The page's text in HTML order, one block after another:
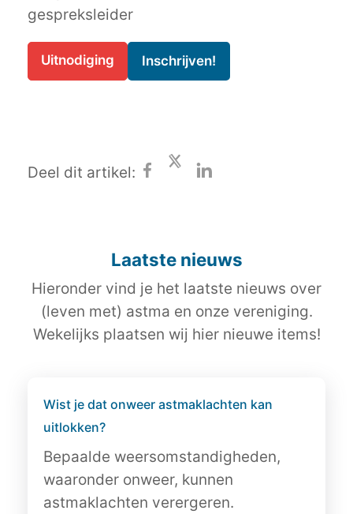
gespreksleider
Uitnodiging Inschrijven!
Deel dit artikel:
Laatste nieuws
Hieronder vind je het laatste nieuws over
(leven met) astma en onze vereniging.
Wekelijks plaatsen wij hier nieuwe items!
Wist je dat onweer astmaklachten kan
uitlokken?
Bepaalde weersomstandigheden,
waaronder onweer, kunnen
astmaklachten verergeren.